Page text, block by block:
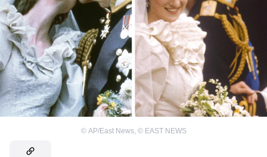
© AP/East News, © EAST NEWS